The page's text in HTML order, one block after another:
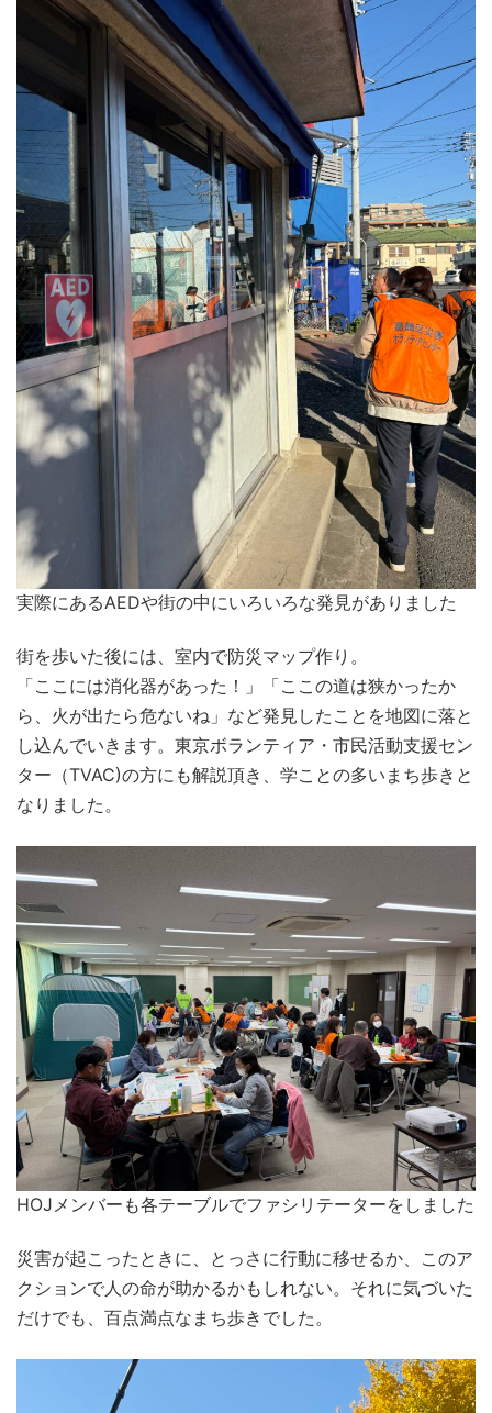
実際にあるAEDや街の中にいろいろな発見がありました
街を歩いた後には、室内で防災マップ作り。
「ここには消化器があった！」「ここの道は狭かったか
ら、火が出たら危ないね」など発見したことを地図に落と
し込んでいきます。東京ボランティア・市民活動支援セン
ター（TVAC)の方にも解説頂き、学ことの多いまち歩きと
なりました。
HOJメンバーも各テーブルでファシリテーターをしました
災害が起こったときに、とっさに行動に移せるか、このア
クションで人の命が助かるかもしれない。それに気づいた
だけでも、百点満点なまち歩きでした。